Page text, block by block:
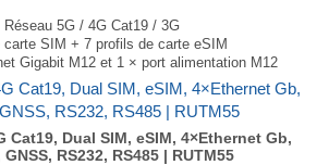
Réseau 5G / 4G Cat19 / 3G
carte SIM + 7 profils de carte eSIM
Gigabit M12 et 1 × port alimentation M12
double bande (802.11ac) 867 Mbit/s
Galileo, Beidou, QZSS
EN 45545-2 et EN 50155
: 167 × 46.2 × 112.4 mm
Poids : 550g
Cat19, Dual SIM, eSIM, 4×Ethernet Gb,
RS232, RS485 | RUTM55